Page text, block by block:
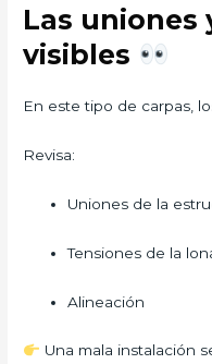
Las uniones
visibles
En este tipo de carpas,
Revisa:
Uniones de la
Tensiones de la
Alineación
Una mala instalación